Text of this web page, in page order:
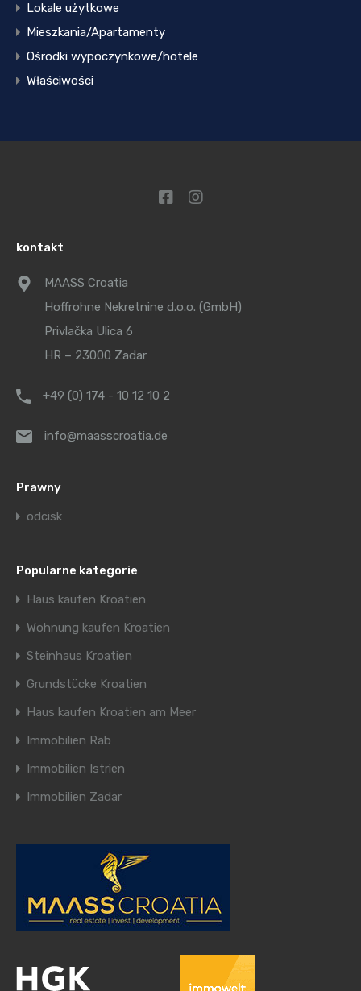
Lokale użytkowe
Mieszkania/Apartamenty
Ośrodki wypoczynkowe/hotele
Właściwości
kontakt
MAASS Croatia
Hoffrohne Nekretnine d.o.o. (GmbH)
Privlačka Ulica 6
HR – 23000 Zadar
+49 (0) 174 - 10 12 10 2
info@maasscroatia.de
Prawny
odcisk
Popularne kategorie
Haus kaufen Kroatien
Wohnung kaufen Kroatien
Steinhaus Kroatien
Grundstücke Kroatien
Haus kaufen Kroatien am Meer
Immobilien Rab
Immobilien Istrien
Immobilien Zadar